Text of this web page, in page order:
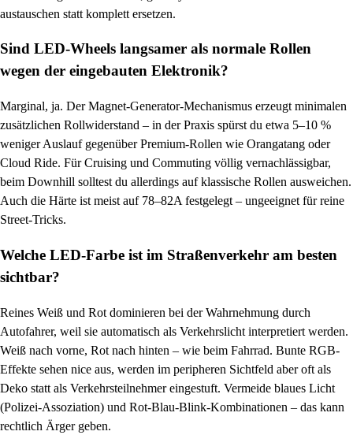
austauschen statt komplett ersetzen.
Sind LED-Wheels langsamer als normale Rollen
wegen der eingebauten Elektronik?
Marginal, ja. Der Magnet-Generator-Mechanismus erzeugt minimalen
zusätzlichen Rollwiderstand – in der Praxis spürst du etwa 5–10 %
weniger Auslauf gegenüber Premium-Rollen wie Orangatang oder
Cloud Ride. Für Cruising und Commuting völlig vernachlässigbar,
beim Downhill solltest du allerdings auf klassische Rollen ausweichen.
Auch die Härte ist meist auf 78–82A festgelegt – ungeeignet für reine
Street-Tricks.
Welche LED-Farbe ist im Straßenverkehr am besten
sichtbar?
Reines Weiß und Rot dominieren bei der Wahrnehmung durch
Autofahrer, weil sie automatisch als Verkehrslicht interpretiert werden.
Weiß nach vorne, Rot nach hinten – wie beim Fahrrad. Bunte RGB-
Effekte sehen nice aus, werden im peripheren Sichtfeld aber oft als
Deko statt als Verkehrsteilnehmer eingestuft. Vermeide blaues Licht
(Polizei-Assoziation) und Rot-Blau-Blink-Kombinationen – das kann
rechtlich Ärger geben.